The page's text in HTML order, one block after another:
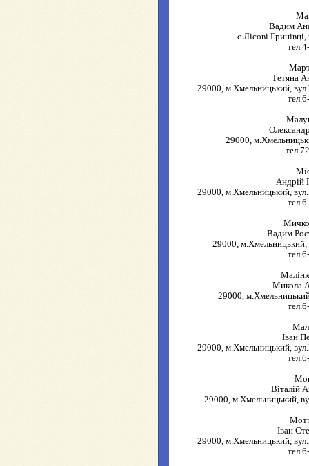
Вадим
с.Лісові
Тетяна
29000, м.Хмельницький,
29000,
Андрій
29000, м.Хмельницький,
Вадим
29000, м.Хмельницький,
Микола
29000,
Іван
29000, м.Хмельницький,
Віталій
29000, м.Хмельницький,
Іван
29000, м.Хмельницький,